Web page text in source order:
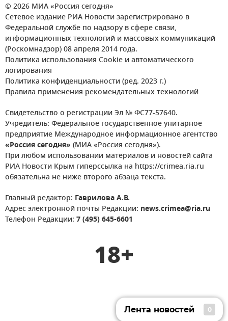
© 2026 МИА «Россия сегодня»
Сетевое издание РИА Новости зарегистрировано в
Федеральной службе по надзору в сфере связи,
информационных технологий и массовых коммуникаций
(Роскомнадзор) 08 апреля 2014 года.
Политика использования Cookie и автоматического
логирования
Политика конфиденциальности (ред. 2023 г.)
Правила применения рекомендательных технологий
Свидетельство о регистрации Эл № ФС77-57640.
Учредитель: Федеральное государственное унитарное
предприятие Международное информационное агентство
«Россия сегодня» (МИА «Россия сегодня»).
При любом использовании материалов и новостей сайта
РИА Новости Крым гиперссылка на https://crimea.ria.ru
обязательна не ниже второго абзаца текста.
Главный редактор: Гаврилова А.В.
Адрес электронной почты Редакции: news.crimea@ria.ru
Телефон Редакции: 7 (495) 645-6601
18+
Лента новостей 0